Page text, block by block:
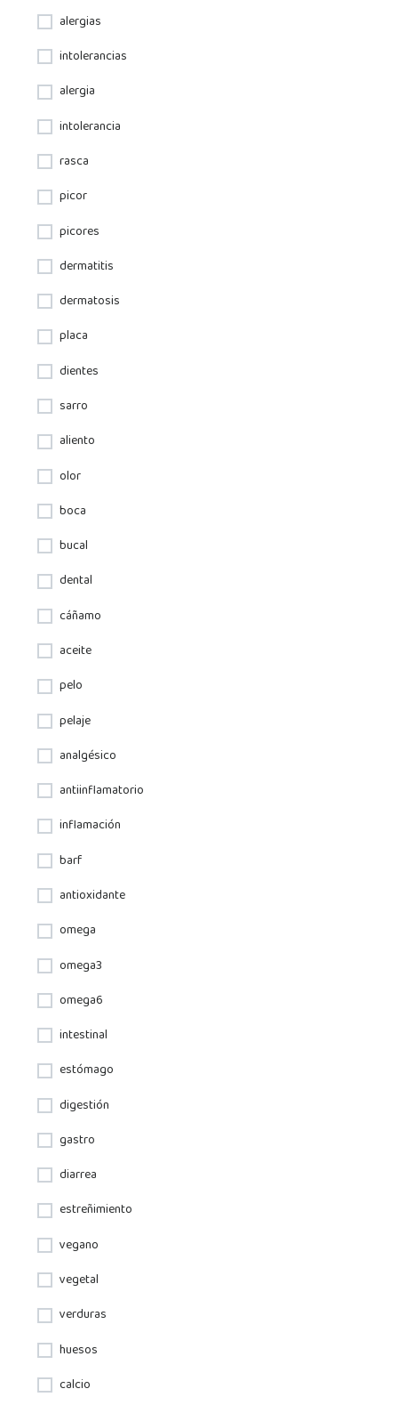
alergias
intolerancias
alergia
intolerancia
rasca
picor
picores
dermatitis
dermatosis
placa
dientes
sarro
aliento
olor
boca
bucal
dental
cáñamo
aceite
pelo
pelaje
analgésico
antiinflamatorio
inflamación
barf
antioxidante
omega
omega3
omega6
intestinal
estómago
digestión
gastro
diarrea
estreñimiento
vegano
vegetal
verduras
huesos
calcio